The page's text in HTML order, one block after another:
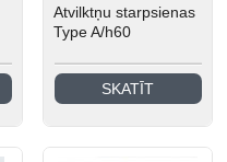
Atvilktņu starpsienas
Type A/h60
SKATĪT